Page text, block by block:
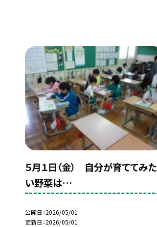
５月１日（金） 自分が育ててみた
い野菜は…
公開日 2026/05/01
更新日 2026/05/01